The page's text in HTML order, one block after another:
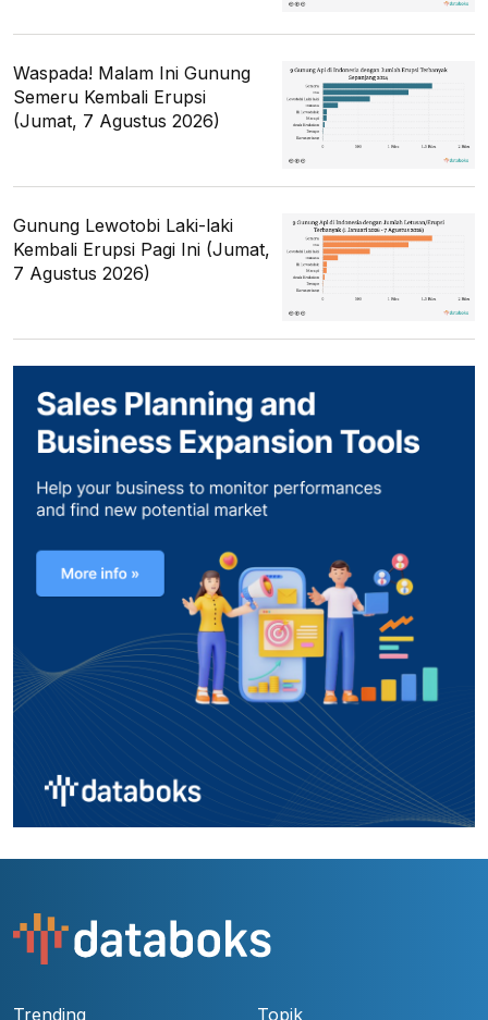
Waspada! Malam Ini Gunung
Semeru Kembali Erupsi
(Jumat, 7 Agustus 2026)
Gunung Lewotobi Laki-laki
Kembali Erupsi Pagi Ini (Jumat,
7 Agustus 2026)
Trending Topik